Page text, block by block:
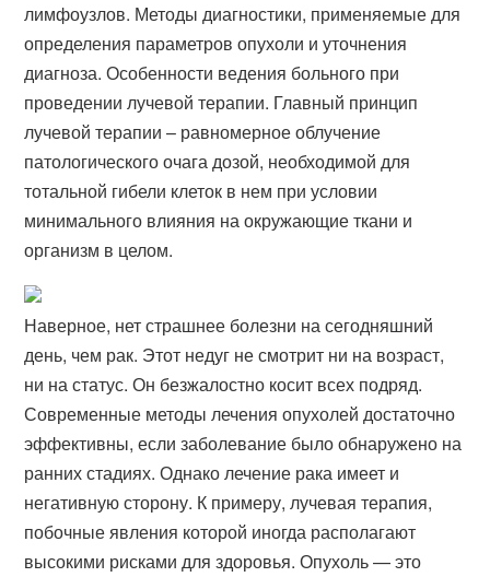
лимфоузлов. Методы диагностики, применяемые для
определения параметров опухоли и уточнения
диагноза. Особенности ведения больного при
проведении лучевой терапии. Главный принцип
лучевой терапии – равномерное облучение
патологического очага дозой, необходимой для
тотальной гибели клеток в нем при условии
минимального влияния на окружающие ткани и
организм в целом.
Наверное, нет страшнее болезни на сегодняшний
день, чем рак. Этот недуг не смотрит ни на возраст,
ни на статус. Он безжалостно косит всех подряд.
Современные методы лечения опухолей достаточно
эффективны, если заболевание было обнаружено на
ранних стадиях. Однако лечение рака имеет и
негативную сторону. К примеру, лучевая терапия,
побочные явления которой иногда располагают
высокими рисками для здоровья. Опухоль — это